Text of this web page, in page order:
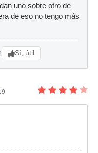
uno sobre otro de
de eso no tengo más
Sí, útil